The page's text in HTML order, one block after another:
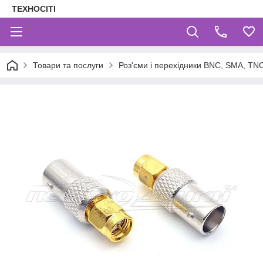
ТЕХНОСІТІ
Товари та послуги Роз'єми і перехідники BNC, SMA,